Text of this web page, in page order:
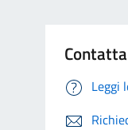
Leggi